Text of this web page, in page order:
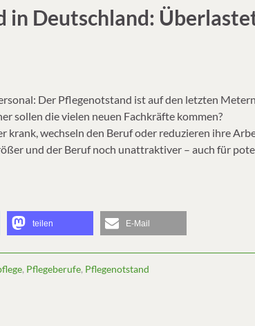
in Deutschland:
Der Pflegenotstand ist auf den letzten
sollen die vielen neuen Fachkräfte kommen?
krank, wechseln den Beruf oder reduzieren ihre
und der Beruf noch unattraktiver – auch für
teilen E-Mail
, Pflegeberufe, Pflegenotstand